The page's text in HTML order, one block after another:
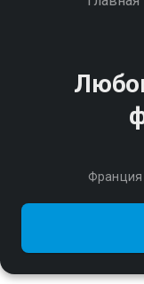
Франция